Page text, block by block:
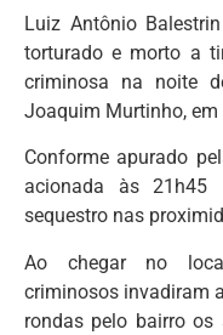
Luiz Antônio
torturado e morto a
criminosa na noite
Joaquim Murtinho, em
Conforme apurado
acionada às 21h45
sequestro nas
Ao chegar no
criminosos invadiram
rondas pelo bairro os